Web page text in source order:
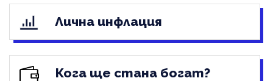
Лична инфлация
Кога ще стана богат?